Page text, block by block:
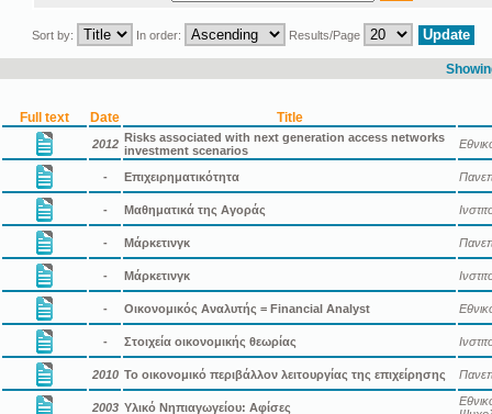
Sort by: In order: Results/Page
Full text Date Title
2012 Risks associated with next generation access networks
investment scenarios
- Επιχειρηματικότητα
- Μαθηματικά της Αγοράς
- Μάρκετινγκ
- Μάρκετινγκ
- Οικονομικός Αναλυτής = Financial Analyst
- Στοιχεία οικονομικής θεωρίας
2010 Το οικονομικό περιβάλλον λειτουργίας της επιχείρησης
2003 Υλικό Νηπιαγωγείου: Αφίσες